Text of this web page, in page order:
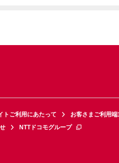
トご利用にあたって お客さまご利用
NTTドコモグループ